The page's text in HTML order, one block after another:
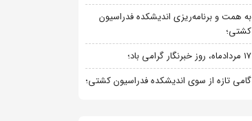
به همت و برنامه‌ریزی اندیشکده فدراسیون
کشتی؛
۱۷ مردادماه، روز خبرنگار گرامی باد؛
گامی تازه از سوی اندیشکده فدراسیون کشتی؛